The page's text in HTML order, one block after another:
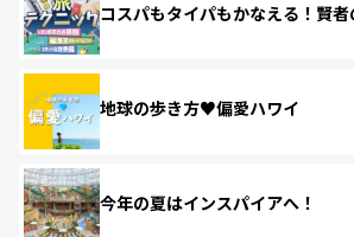
コスパもタイパもかなえる！賢
地球の歩き方♥偏愛ハワイ
今年の夏はインスパイアへ！